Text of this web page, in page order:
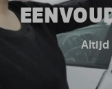
Altijd